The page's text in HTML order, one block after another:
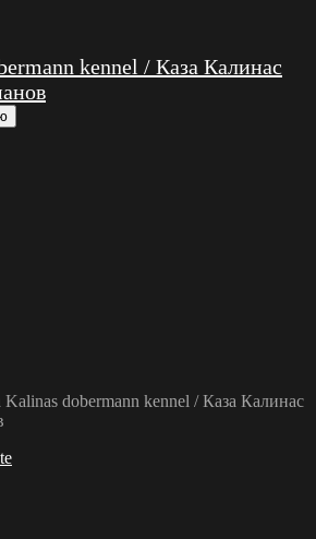
dobermann kennel / Каза Калинас